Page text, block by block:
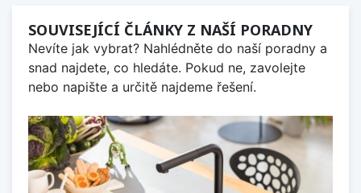
SOUVISEJÍCÍ ČLÁNKY Z NAŠÍ PORADNY
Nevíte jak vybrat? Nahlédněte do naší poradny a
snad najdete, co hledáte. Pokud ne, zavolejte
nebo napište a určitě najdeme řešení.